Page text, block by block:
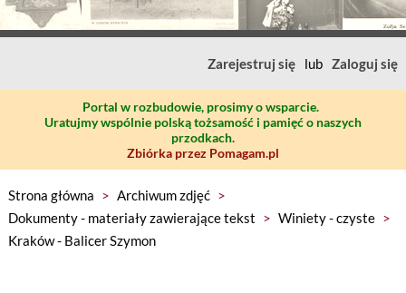
Zarejestruj się lub Zaloguj się
Portal w rozbudowie, prosimy o wsparcie.
Uratujmy wspólnie polską tożsamość i pamięć o naszych
przodkach.
Zbiórka przez Pomagam.pl
Strona główna > Archiwum zdjęć >
Dokumenty - materiały zawierające tekst > Winiety - czyste >
Kraków - Balicer Szymon